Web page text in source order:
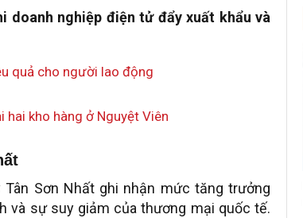
doanh nghiệp điện tử đẩy xuất khẩu và
quả cho người lao động
hai kho hàng ở Nguyệt Viên
Sơn Nhất ghi nhận mức tăng trưởng
và sự suy giảm của thương mại quốc tế.